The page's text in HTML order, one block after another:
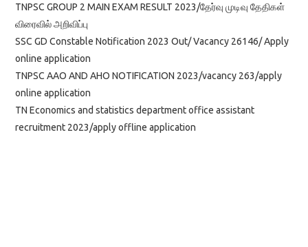
TNPSC GROUP 2 MAIN EXAM RESULT 2023/தேர்வு முடிவு தேதிகள்
விரைவில் அறிவிப்பு
SSC GD Constable Notification 2023 Out/ Vacancy 26146/ Apply
online application
TNPSC AAO AND AHO NOTIFICATION 2023/vacancy 263/apply
online application
TN Economics and statistics department office assistant
recruitment 2023/apply offline application